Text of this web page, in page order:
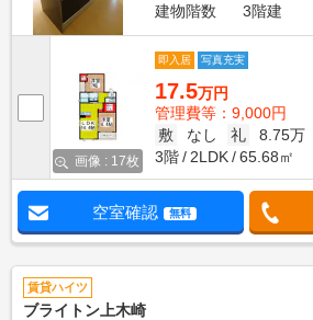
建物階数
3階建
画像 : 17枚
即入居 写真充実
17.5万円
管理費等：9,000円
敷
なし 礼
8.75万
3階
2LDK 65.68㎡
空室確認 無料
賃貸ハイツ
ブライトン上木崎